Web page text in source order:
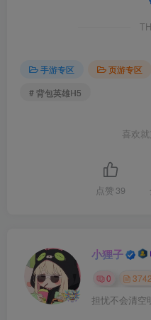
手游专区
页游专区
# 背包英雄H5
喜欢
点赞 39
小狸子
0 3742
担忧不会清空